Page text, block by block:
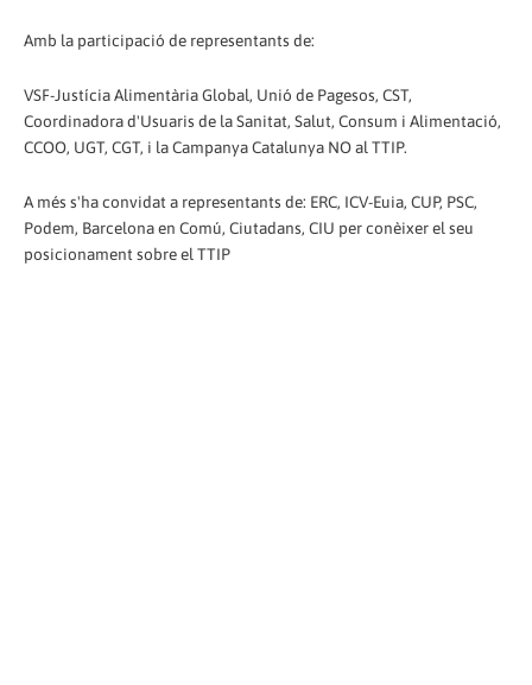
Amb la participació de representants de:
VSF-Justícia Alimentària Global, Unió de Pagesos, CST,
Coordinadora d'Usuaris de la Sanitat, Salut, Consum i Alimentació,
CCOO, UGT, CGT, i la Campanya Catalunya NO al TTIP.
A més s'ha convidat a representants de: ERC, ICV-Euia, CUP, PSC,
Podem, Barcelona en Comú, Ciutadans, CIU per conèixer el seu
posicionament sobre el TTIP